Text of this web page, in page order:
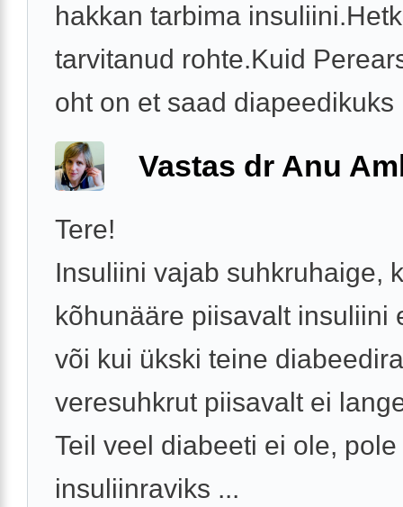
hakkan tarbima
tarvitanud rohte.Kuid
oht on et saad diapeedikuks
Vastas dr Anu
Tere!
Insuliini vajab suhkruhaige,
kõhunääre piisavalt insuliini
või kui ükski teine
veresuhkrut piisavalt ei
Teil veel diabeeti ei ole, pole
insuliinraviks ...